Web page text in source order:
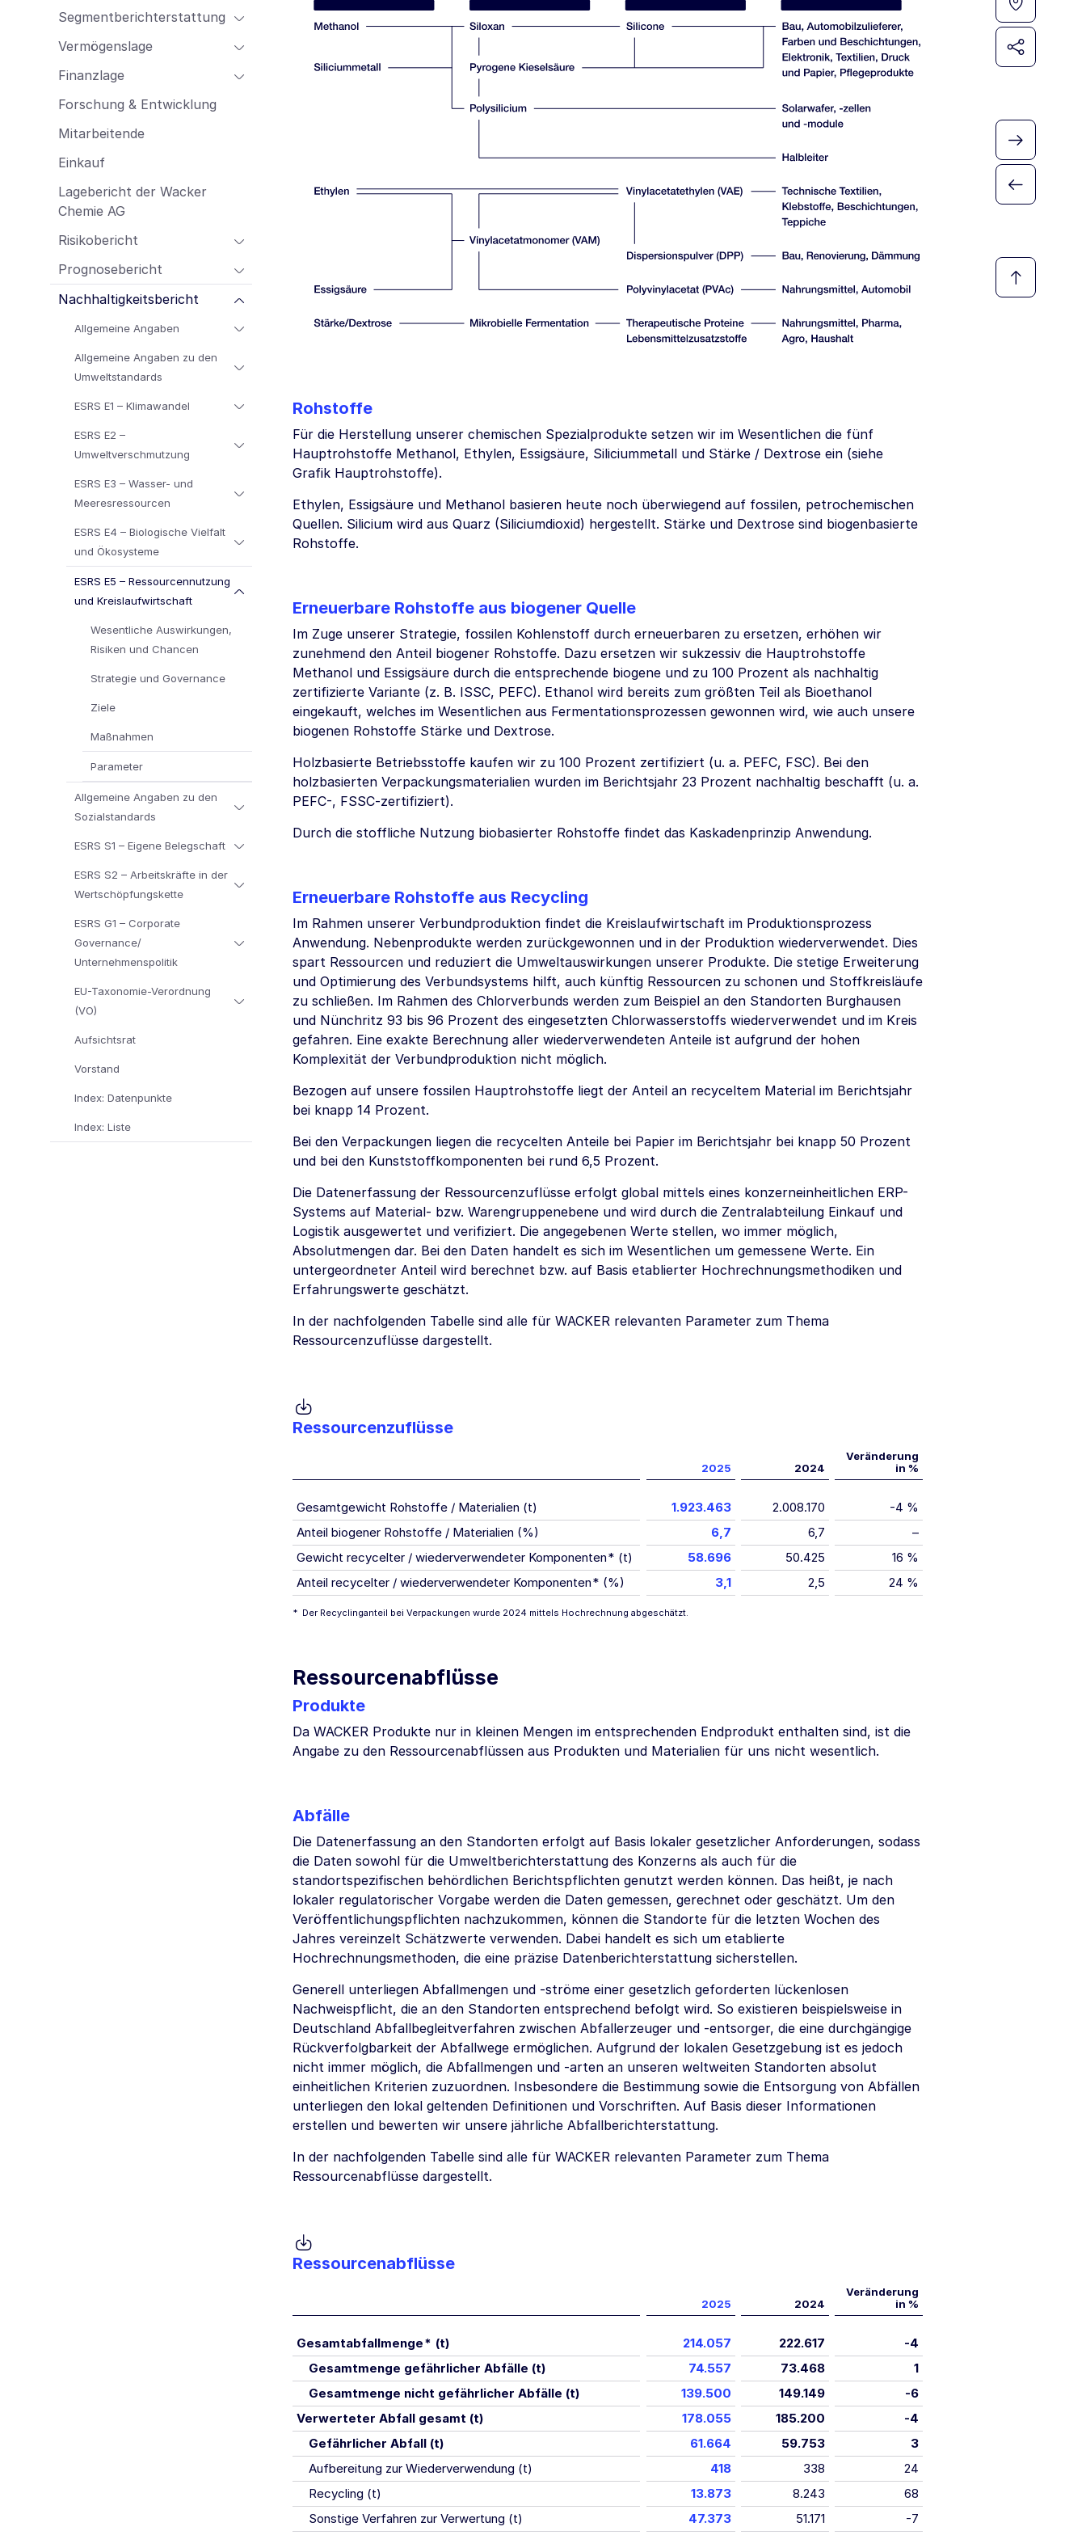
Lagebericht der Wacker Chemie AG
Risikobericht
Prognosebericht
Segmentberichterstattung
Vermögenslage
Finanzlage
Forschung & Entwicklung
Mitarbeitende
Einkauf
Lagebericht der Wacker
Chemie AG
Risikobericht
Prognosebericht
Nachhaltigkeitsbericht
Allgemeine Angaben
Allgemeine Angaben zu den
Umweltstandards
ESRS E1 – Klimawandel
ESRS E2 –
Umweltverschmutzung
ESRS E3 – Wasser- und
Meeresressourcen
ESRS E4 – Biologische Vielfalt
und Ökosysteme
ESRS E5 – Ressourcennutzung
und Kreislaufwirtschaft
Wesentliche Auswirkungen,
Risiken und Chancen
Strategie und Governance
Ziele
Maßnahmen
Parameter
Allgemeine Angaben zu den
Sozialstandards
ESRS S1 – Eigene Belegschaft
ESRS S2 – Arbeitskräfte in der
Wertschöpfungskette
ESRS G1 – Corporate
Governance/
Unternehmenspolitik
EU-Taxonomie-Verordnung
(VO)
Aufsichtsrat
Vorstand
Index: Datenpunkte
Index: Liste
Rohstoffe
Für die Herstellung unserer chemischen Spezialprodukte setzen wir im Wesentlichen die fünf
Hauptrohstoffe Methanol, Ethylen, Essigsäure, Siliciummetall und Stärke / Dextrose ein (siehe
Grafik Hauptrohstoffe).
Ethylen, Essigsäure und Methanol basieren heute noch überwiegend auf fossilen, petrochemischen
Quellen. Silicium wird aus Quarz (Siliciumdioxid) hergestellt. Stärke und Dextrose sind biogenbasierte
Rohstoffe.
Erneuerbare Rohstoffe aus biogener Quelle
Im Zuge unserer Strategie, fossilen Kohlenstoff durch erneuerbaren zu ersetzen, erhöhen wir
zunehmend den Anteil biogener Rohstoffe. Dazu ersetzen wir sukzessiv die Hauptrohstoffe
Methanol und Essigsäure durch die entsprechende biogene und zu 100 Prozent als nachhaltig
zertifizierte Variante (z. B. ISSC, PEFC). Ethanol wird bereits zum größten Teil als Bioethanol
eingekauft, welches im Wesentlichen aus Fermentationsprozessen gewonnen wird, wie auch unsere
biogenen Rohstoffe Stärke und Dextrose.
Holzbasierte Betriebsstoffe kaufen wir zu 100 Prozent zertifiziert (u. a. PEFC, FSC). Bei den
holzbasierten Verpackungsmaterialien wurden im Berichtsjahr 23 Prozent nachhaltig beschafft (u. a.
PEFC-, FSSC-zertifiziert).
Durch die stoffliche Nutzung biobasierter Rohstoffe findet das Kaskadenprinzip Anwendung.
Erneuerbare Rohstoffe aus Recycling
Im Rahmen unserer Verbundproduktion findet die Kreislaufwirtschaft im Produktionsprozess
Anwendung. Nebenprodukte werden zurückgewonnen und in der Produktion wiederverwendet. Dies
spart Ressourcen und reduziert die Umweltauswirkungen unserer Produkte. Die stetige Erweiterung
und Optimierung des Verbundsystems hilft, auch künftig Ressourcen zu schonen und Stoffkreisläufe
zu schließen. Im Rahmen des Chlorverbunds werden zum Beispiel an den Standorten Burghausen
und Nünchritz 93 bis 96 Prozent des eingesetzten Chlorwasserstoffs wiederverwendet und im Kreis
gefahren. Eine exakte Berechnung aller wiederverwendeten Anteile ist aufgrund der hohen
Komplexität der Verbundproduktion nicht möglich.
Bezogen auf unsere fossilen Hauptrohstoffe liegt der Anteil an recyceltem Material im Berichtsjahr
bei knapp 14 Prozent.
Bei den Verpackungen liegen die recycelten Anteile bei Papier im Berichtsjahr bei knapp 50 Prozent
und bei den Kunststoffkomponenten bei rund 6,5 Prozent.
Die Datenerfassung der Ressourcenzuflüsse erfolgt global mittels eines konzerneinheitlichen ERP-
Systems auf Material- bzw. Warengruppenebene und wird durch die Zentralabteilung Einkauf und
Logistik ausgewertet und verifiziert. Die angegebenen Werte stellen, wo immer möglich,
Absolutmengen dar. Bei den Daten handelt es sich im Wesentlichen um gemessene Werte. Ein
untergeordneter Anteil wird berechnet bzw. auf Basis etablierter Hochrechnungsmethodiken und
Erfahrungswerte geschätzt.
In der nachfolgenden Tabelle sind alle für WACKER relevanten Parameter zum Thema
Ressourcenzuflüsse dargestellt.
Ressourcenzuflüsse
2025 2024
Veränderung
in %
Gesamtgewicht Rohstoffe / Materialien (t) 1.923.463 2.008.170
-4 %
Anteil biogener Rohstoffe / Materialien (%)
6,7 6,7
–
Gewicht recycelter / wiederverwendeter Komponenten* (t) 58.696 50.425
16 %
Anteil recycelter / wiederverwendeter Komponenten* (%) 3,1 2,5 24 %
* Der Recyclinganteil bei Verpackungen wurde 2024 mittels Hochrechnung abgeschätzt.
Ressourcenabflüsse
Produkte
Da WACKER Produkte nur in kleinen Mengen im entsprechenden Endprodukt enthalten sind, ist die
Angabe zu den Ressourcenabflüssen aus Produkten und Materialien für uns nicht wesentlich.
Abfälle
Die Datenerfassung an den Standorten erfolgt auf Basis lokaler gesetzlicher Anforderungen, sodass
die Daten sowohl für die Umweltberichterstattung des Konzerns als auch für die
standortspezifischen behördlichen Berichtspflichten genutzt werden können. Das heißt, je nach
lokaler regulatorischer Vorgabe werden die Daten gemessen, gerechnet oder geschätzt. Um den
Veröffentlichungspflichten nachzukommen, können die Standorte für die letzten Wochen des
Jahres vereinzelt Schätzwerte verwenden. Dabei handelt es sich um etablierte
Hochrechnungsmethoden, die eine präzise Datenberichterstattung sicherstellen.
Generell unterliegen Abfallmengen und -ströme einer gesetzlich geforderten lückenlosen
Nachweispflicht, die an den Standorten entsprechend befolgt wird. So existieren beispielsweise in
Deutschland Abfallbegleitverfahren zwischen Abfallerzeuger und -entsorger, die eine durchgängige
Rückverfolgbarkeit der Abfallwege ermöglichen. Aufgrund der lokalen Gesetzgebung ist es jedoch
nicht immer möglich, die Abfallmengen und -arten an unseren weltweiten Standorten absolut
einheitlichen Kriterien zuzuordnen. Insbesondere die Bestimmung sowie die Entsorgung von Abfällen
unterliegen den lokal geltenden Definitionen und Vorschriften. Auf Basis dieser Informationen
erstellen und bewerten wir unsere jährliche Abfallberichterstattung.
In der nachfolgenden Tabelle sind alle für WACKER relevanten Parameter zum Thema
Ressourcenabflüsse dargestellt.
Ressourcenabflüsse
2025 2024
Veränderung
in %
Gesamtabfallmenge* (t) 214.057 222.617
-4
Gesamtmenge gefährlicher Abfälle (t)
74.557 73.468
1
Gesamtmenge nicht gefährlicher Abfälle (t)
139.500 149.149
-6
Verwerteter Abfall gesamt (t)
178.055 185.200
-4
Gefährlicher Abfall (t)
61.664 59.753
3
Aufbereitung zur Wiederverwendung (t)
418 338
24
Recycling (t)
13.873 8.243
68
Sonstige Verfahren zur Verwertung (t)
47.373 51.171 -7